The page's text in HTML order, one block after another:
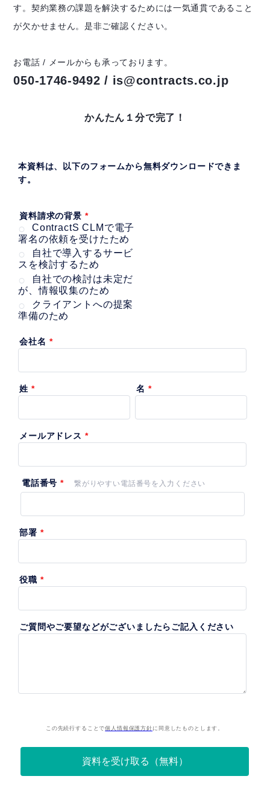
す。契約業務の課題を解決するためには一気通貫であること
が欠かせません。是非ご確認ください。
お電話 / メールからも承っております。
050-1746-9492 / is@contracts.co.jp
かんたん１分で完了！